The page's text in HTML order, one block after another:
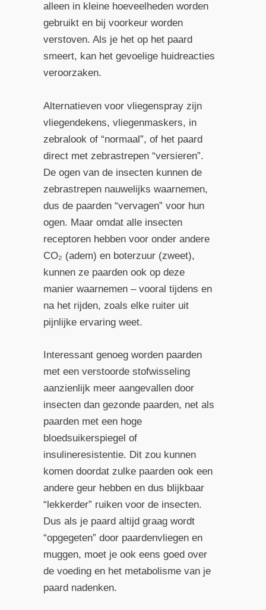
alleen in kleine hoeveelheden worden
gebruikt en bij voorkeur worden
verstoven. Als je het op het paard
smeert, kan het gevoelige huidreacties
veroorzaken.
Alternatieven voor vliegenspray zijn
vliegendekens, vliegenmaskers, in
zebralook of “normaal”, of het paard
direct met zebrastrepen “versieren”.
De ogen van de insecten kunnen de
zebrastrepen nauwelijks waarnemen,
dus de paarden “vervagen” voor hun
ogen. Maar omdat alle insecten
receptoren hebben voor onder andere
CO₂ (adem) en boterzuur (zweet),
kunnen ze paarden ook op deze
manier waarnemen – vooral tijdens en
na het rijden, zoals elke ruiter uit
pijnlijke ervaring weet.
Interessant genoeg worden paarden
met een verstoorde stofwisseling
aanzienlijk meer aangevallen door
insecten dan gezonde paarden, net als
paarden met een hoge
bloedsuikerspiegel of
insulineresistentie. Dit zou kunnen
komen doordat zulke paarden ook een
andere geur hebben en dus blijkbaar
“lekkerder” ruiken voor de insecten.
Dus als je paard altijd graag wordt
“opgegeten” door paardenvliegen en
muggen, moet je ook eens goed over
de voeding en het metabolisme van je
paard nadenken.